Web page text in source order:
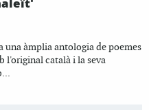
una àmplia antologia de poemes
l'original català i la seva